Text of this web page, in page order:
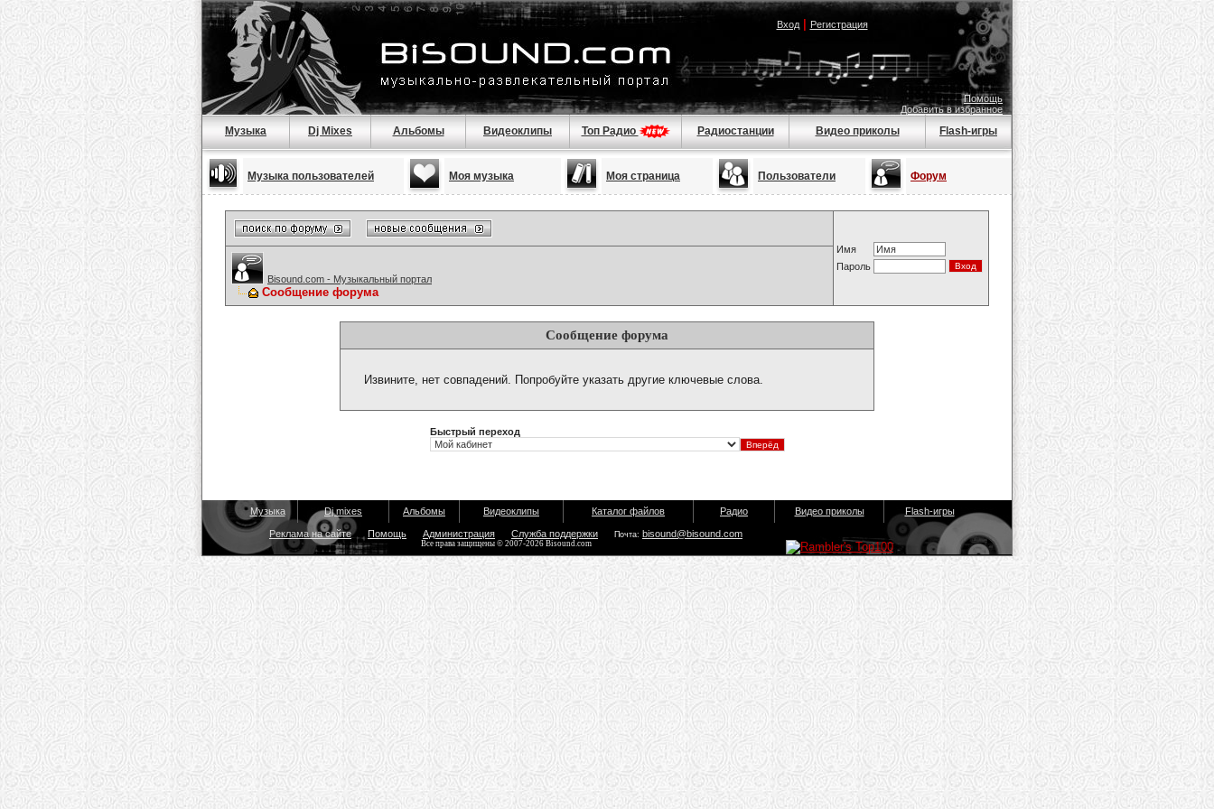
Вход| Регистрация
Помощь
Добавить в избранное
Музыка Dj Mixes Альбомы Видеоклипы Топ Радио Радиостанции Видео приколы Flash-игры
Музыка пользователей Моя музыка Моя страница Пользователи Форум
Имя
Пароль
Bisound.com - Музыкальный портал
Сообщение форума
Сообщение форума
Извините, нет совпадений. Попробуйте указать другие ключевые слова.
Быстрый переход
Музыка Dj mixes Альбомы Видеоклипы Каталог файлов Радио Видео приколы Flash-игры
Реклама на сайте Помощь Администрация Служба поддержки Почта: bisound@bisound.com
Все права защищены © 2007-2026 Bisound.com